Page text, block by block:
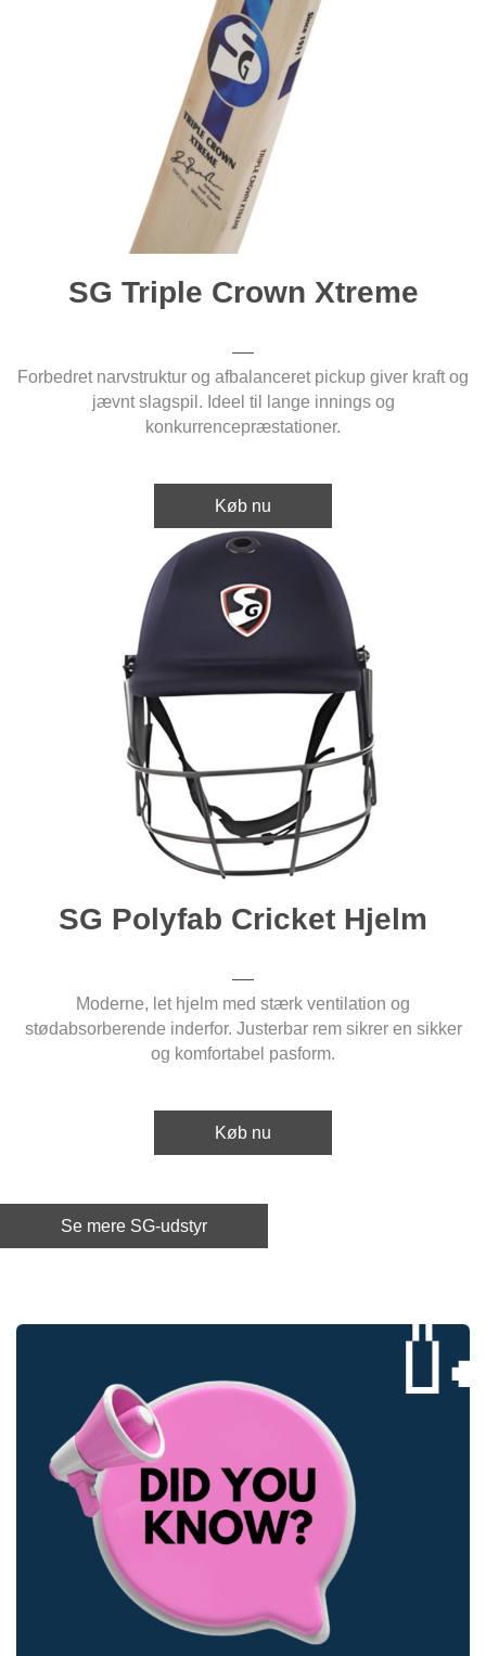
SG Triple Crown Xtreme
Forbedret narvstruktur og afbalanceret pickup giver kraft og
jævnt slagspil. Ideel til lange innings og
konkurrencepræstationer.
Køb nu
SG Polyfab Cricket Hjelm
Moderne, let hjelm med stærk ventilation og
stødabsorberende inderfor. Justerbar rem sikrer en sikker
og komfortabel pasform.
Køb nu
Se mere SG-udstyr